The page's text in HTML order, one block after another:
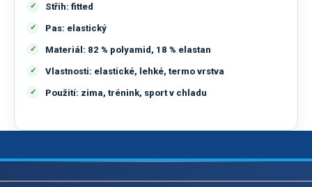
Střih: fitted
Pas: elastický
Materiál: 82 % polyamid, 18 % elastan
Vlastnosti: elastické, lehké, termo vrstva
Použití: zima, trénink, sport v chladu
Z